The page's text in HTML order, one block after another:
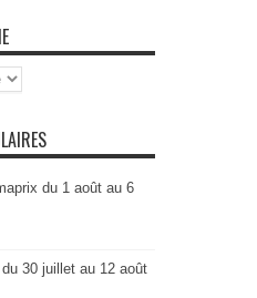
du 1 août au 6
30 juillet au 12 août